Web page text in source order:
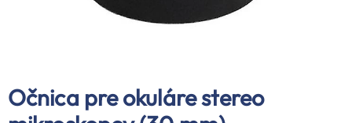
Očnica pre okuláre stereo